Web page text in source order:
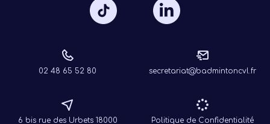
02 48 65 52 80 secretariat@badmintoncvl.fr
6 bis rue des Urbets 18000 Politique de Confidentialité